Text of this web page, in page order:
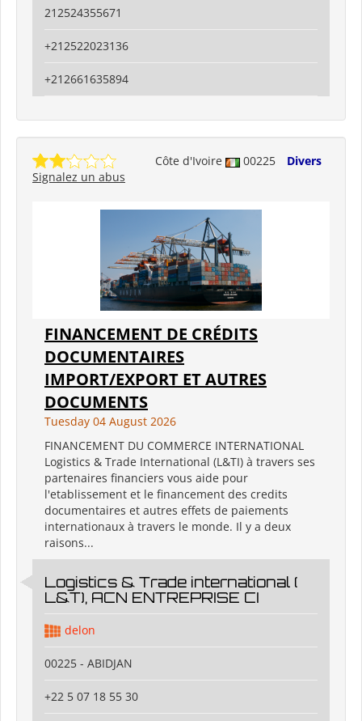
212524355671
+212522023136
+212661635894
Côte d'Ivoire 00225
Divers
Signalez un abus
FINANCEMENT DE CRÉDITS
DOCUMENTAIRES
IMPORT/EXPORT ET AUTRES
DOCUMENTS
Tuesday 04 August 2026
FINANCEMENT DU COMMERCE INTERNATIONAL
Logistics & Trade International (L&TI) à travers ses
partenaires financiers vous aide pour
l'etablissement et le financement des credits
documentaires et autres effets de paiements
internationaux à travers le monde. Il y a deux
raisons...
Logistics & Trade international (
L&T), ACN ENTREPRISE CI
delon
00225 - ABIDJAN
+22 5 07 18 55 30